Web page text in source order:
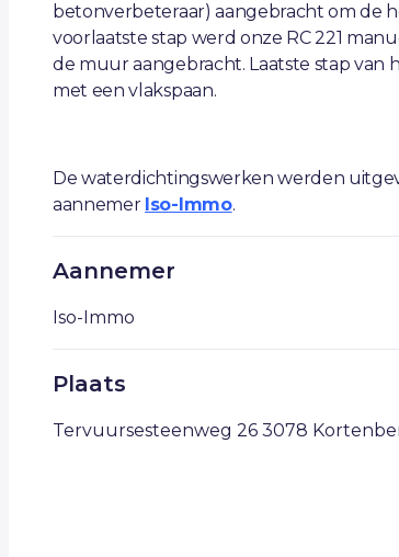
betonverbeteraar) aangebracht om de
voorlaatste stap werd onze RC 221
de muur aangebracht. Laatste stap van
met een vlakspaan.
De waterdichtingswerken werden
aannemer Iso-Immo.
Aannemer
Iso-Immo
Plaats
Tervuursesteenweg 26 3078